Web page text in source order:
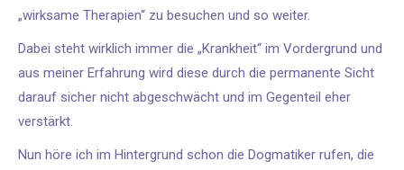
„wirksame Therapien“ zu besuchen und so weiter.
Dabei steht wirklich immer die „Krankheit“ im Vordergrund und
aus meiner Erfahrung wird diese durch die permanente Sicht
darauf sicher nicht abgeschwächt und im Gegenteil eher
verstärkt.
Nun höre ich im Hintergrund schon die Dogmatiker rufen, die